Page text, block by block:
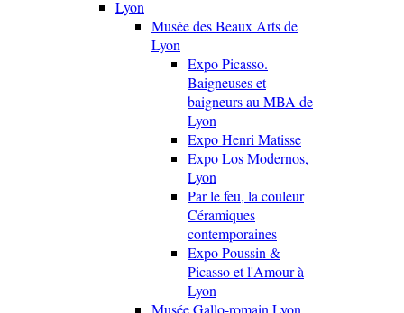
Lyon
Musée des Beaux Arts de
Lyon
Expo Picasso.
Baigneuses et
baigneurs au MBA de
Lyon
Expo Henri Matisse
Expo Los Modernos,
Lyon
Par le feu, la couleur
Céramiques
contemporaines
Expo Poussin &
Picasso et l'Amour à
Lyon